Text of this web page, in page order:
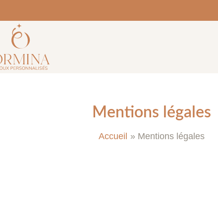
Mentions légales
Accueil Mentions légales